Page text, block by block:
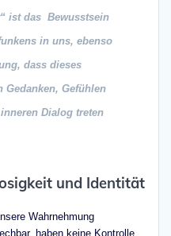
ist das Bewusstsein
in uns, ebenso
dass dieses
Gedanken, Gefühlen
Dialog treten
und Identität
Wahrnehmung
haben keine Kontrolle